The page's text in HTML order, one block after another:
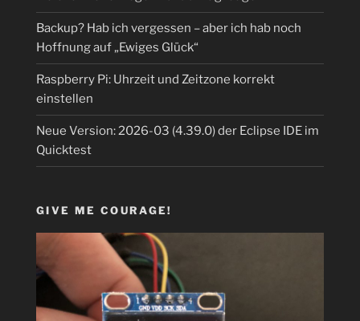
Backup? Hab ich vergessen – aber ich hab noch
Hoffnung auf „Ewiges Glück“
Raspberry Pi: Uhrzeit und Zeitzone korrekt
einstellen
Neue Version: 2026-03 (4.39.0) der Eclipse IDE im
Quicktest
GIVE ME COURAGE!